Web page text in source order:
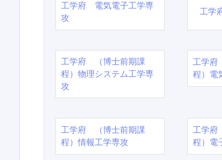
工学府 電気電子工学専
攻
工学
工学府 （博士前期課
程）物理システム工学専
攻
工学
程）電
工学府 （博士前期課
程）情報工学専攻
工学
程）電